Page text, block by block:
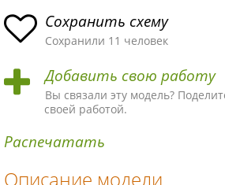
асн
ая
ма
пло
хая
ма
ыч
ная
ма
ая
ма
ая
ма!
Сохранить схему
Сохранили 11 человек
Добавить свою работу
Вы связали эту модель?
своей работой.
Распечатать
Описание модели